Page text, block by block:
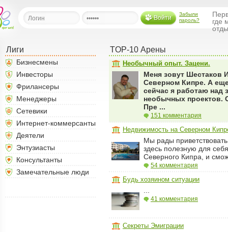
Войти
Забыли
пароль?
где
друзей
Лиги
Бизнесмены
Инвесторы
Фрилансеры
Менеджеры
Сетевики
Интернет-коммерсанты
Деятели
Энтузиасты
Консультанты
Замечательные люди
TOP-10 Арены
Необычный опыт. Зацени.
Меня зовут Шестаков
Северном Кипре. А
сейчас я работаю над
необычных проектов.
Пре ...
151 комментария
Недвижимость на Северном
Мы рады
здесь полезную для
Северного Кипра, и
54 комментария
Будь хозяином ситуации
...
41 комментария
Секреты Эмиграции